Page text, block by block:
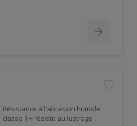
Résistance à l'abrasion humide
classe 1 + résiste au lustrage